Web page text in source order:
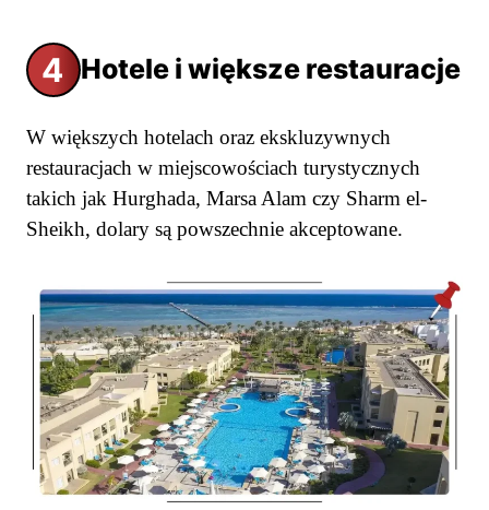
4 Hotele i większe restauracje
W większych hotelach oraz ekskluzywnych
restauracjach w miejscowościach turystycznych
takich jak Hurghada, Marsa Alam czy Sharm el-
Sheikh, dolary są powszechnie akceptowane.